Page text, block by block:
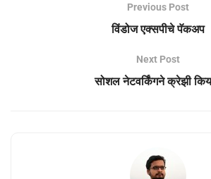
Previous Post
विंडोज एक्सपीचे पॅकअप
Next Post
सोशल नेटवर्किंगने क्रेझी